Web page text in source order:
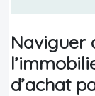
Naviguer
d’achat